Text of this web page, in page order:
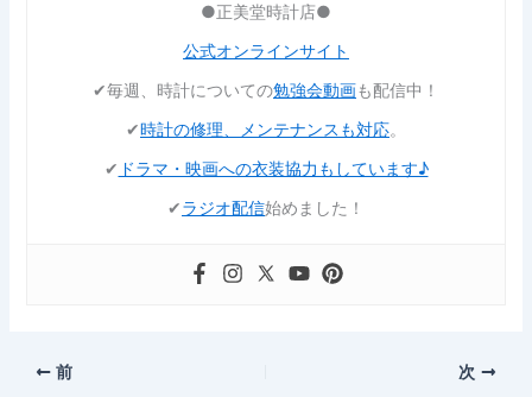
●正美堂時計店●
公式オンラインサイト
✔︎毎週、時計についての勉強会動画も配信中！
✔︎時計の修理、メンテナンスも対応。
✔︎ ドラマ・映画への衣装協力もしています♪
✔︎ラジオ配信始めました！
前 次